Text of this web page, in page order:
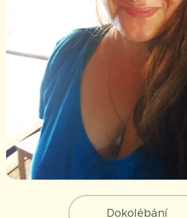
Dokolébání